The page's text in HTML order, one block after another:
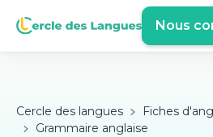
Nous
Cercle des langues
Fiches
Grammaire anglaise